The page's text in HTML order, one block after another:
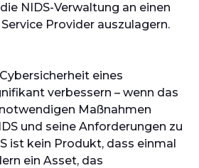
NIDS-Verwaltung an einen
Provider auszulagern.
eines
verbessern – wenn das
Maßnahmen
und seine Anforderungen zu
ist kein Produkt, dass einmal
ein Asset, das